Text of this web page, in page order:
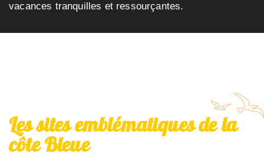
vacances tranquilles et ressourçantes.
Les sites emblématiques de la
côte Bleue